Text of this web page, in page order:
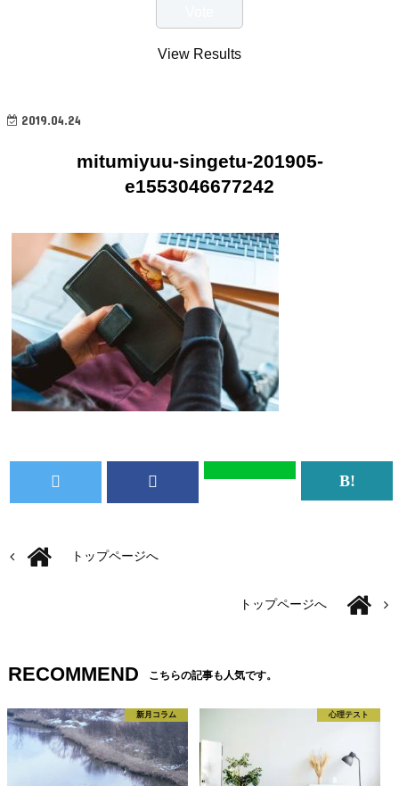
View Results
2019.04.24
mitumiyuu-singetu-201905-
e1553046677242
トップページへ
トップページへ
RECOMMEND こちらの記事も人気です。
新月コラム 心理テスト